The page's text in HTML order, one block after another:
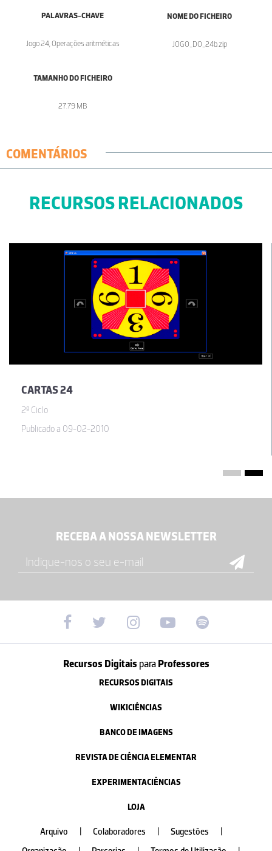
PALAVRAS-CHAVE
Jogo 24, Operações aritméticas
NOME DO FICHEIRO
JOGO_DO_24b.zip
TAMANHO DO FICHEIRO
27.79 MB
COMENTÁRIOS
RECURSOS RELACIONADOS
CARTAS 24
2º Ciclo
Publicado a 09-02-2010
RECEBA A NOSSA NEWSLETTER
Recursos Digitais paraProfessores
RECURSOS DIGITAIS
WIKICIÊNCIAS
BANCO DE IMAGENS
REVISTA DE CIÊNCIA ELEMENTAR
EXPERIMENTACIÊNCIAS
LOJA
Arquivo Colaboradores Sugestões